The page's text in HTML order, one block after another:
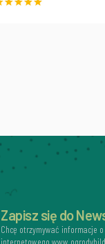
Zapisz się do
Chcę otrzymywać informacje
internetowego